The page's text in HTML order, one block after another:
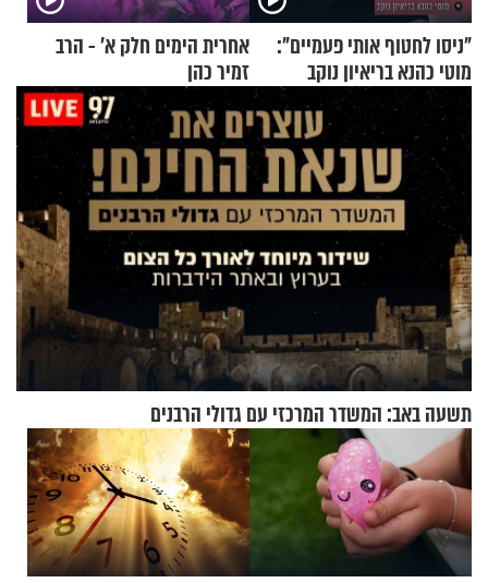
"ניסו לחטוף אותי פעמיים":
מוטי כהנא בריאיון נוקב
אחרית הימים חלק א’ - הרב
זמיר כהן
תשעה באב: המשדר המרכזי עם גדולי הרבנים